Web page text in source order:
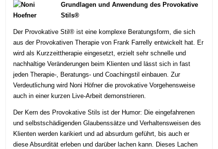
Grundlagen und Anwendung des Provokative
Stils®
Der Provokative Stil® ist eine komplexe Beratungsform, die sich
aus der Provokativen Therapie von Frank Farrelly entwickelt hat. Er
wird als Kurzzeittherapie eingesetzt, erzielt sehr schnelle und
nachhaltige Veränderungen beim Klienten und lässt sich in fast
jeden Therapie-, Beratungs- und Coachingstil einbauen. Zur
Verdeutlichung wird Noni Höfner die provokative Vorgehensweise
auch in einer kurzen Live-Arbeit demonstrieren.
Der Kern des Provokative Stils ist der Humor: Die eingefahrenen
und selbstschädigenden Glaubenssätze und Verhaltensweisen des
Klienten werden karikiert und ad absurdum geführt, bis auch er
diese Absurdität erleben und darüber lachen kann. Dieses Lachen